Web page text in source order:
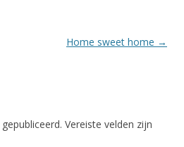
Home sweet home →
Vereiste velden zijn